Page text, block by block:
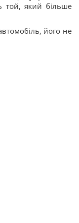
той, який більше
його не